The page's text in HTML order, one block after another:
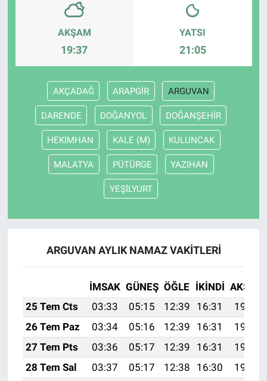
AKŞAM
19:37
YATSI
21:05
AKÇADAĞ ARAPGİR ARGUVAN
DARENDE DOĞANYOL DOĞANŞEHİR
HEKİMHAN KALE (M) KULUNCAK
MALATYA PÜTÜRGE YAZIHAN
YEŞİLYURT
ARGUVAN AYLIK NAMAZ VAKITLERI
İMSAK GÜNEŞ ÖĞLE İKINDI AKŞAM
25 Tem Cts
03:33 05:15 12:39 16:31
19:52
26 Tem Paz
03:34 05:16 12:39 16:31
19:51
27 Tem Pts
03:36 05:17 12:39 16:31
19:50
28 Tem Sal
03:37 05:17 12:38 16:30
19:50